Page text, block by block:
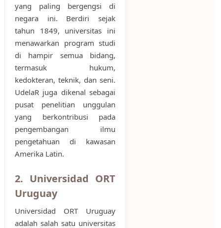
yang paling bergengsi di
negara ini. Berdiri sejak
tahun 1849, universitas ini
menawarkan program studi
di hampir semua bidang,
termasuk hukum,
kedokteran, teknik, dan seni.
UdelaR juga dikenal sebagai
pusat penelitian unggulan
yang berkontribusi pada
pengembangan ilmu
pengetahuan di kawasan
Amerika Latin.
2. Universidad ORT
Uruguay
Universidad ORT Uruguay
adalah salah satu universitas